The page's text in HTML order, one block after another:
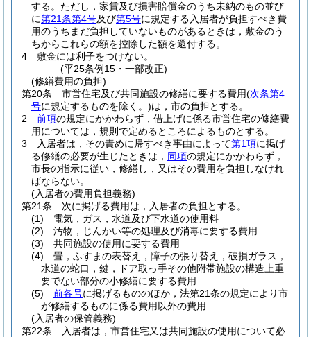
する。 ただし，家賃及び損害賠償金のうち未納のもの並び
に第21条第4号及び第5号に規定する入居者が負担すべき費
用のうちまだ負担していないものがあるときは，敷金のう
ちからこれらの額を控除した額を還付する。
4
敷金には利子をつけない。
(平25条例15・一部改正)
(修繕費用の負担)
第20条
市営住宅及び共同施設の修繕に要する費用(次条第4
号に規定するものを除く。)は，市の負担とする。
2
前項の規定にかかわらず，借上げに係る市営住宅の修繕費
用については，規則で定めるところによるものとする。
3
入居者は，その責めに帰すべき事由によって第1項に掲げ
る修繕の必要が生じたときは， 同項の規定にかかわらず，
市長の指示に従い，修繕し，又はその費用を負担しなけれ
ばならない。
(入居者の費用負担義務)
第21条
次に掲げる費用は，入居者の負担とする。
(1)
電気，ガス，水道及び下水道の使用料
(2)
汚物，じんかい等の処理及び消毒に要する費用
(3)
共同施設の使用に要する費用
(4)
畳，ふすまの表替え，障子の張り替え，破損ガラス，
水道の蛇口，鍵，ドア取っ手その他附帯施設の構造上重
要でない部分の小修繕に要する費用
(5)
前各号に掲げるもののほか，法第21条の規定により市
が修繕するものに係る費用以外の費用
(入居者の保管義務)
第22条
入居者は，市営住宅又は共同施設の使用について必